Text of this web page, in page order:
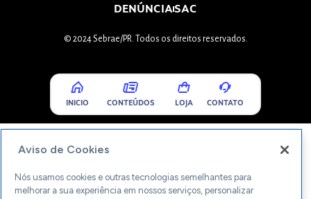
DENÚNCIASAC
© 2024 Sebrae/PR. Todos os direitos reservados.
INICIO CONTEÚDOS LOJA CONTATO
Aviso de Cookies
Nós usamos cookies e outras tecnologias semelhantes para
melhorar a sua experiência em nossos serviços, personalizar